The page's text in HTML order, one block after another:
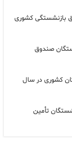
بازنشستگی کشوری
صندوق
کشوری در سال
تأمین